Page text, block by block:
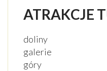
ATRAKCJE
doliny
galerie
góry